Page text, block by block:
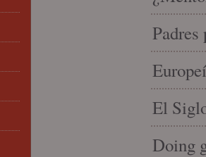
Padres
El
Doing